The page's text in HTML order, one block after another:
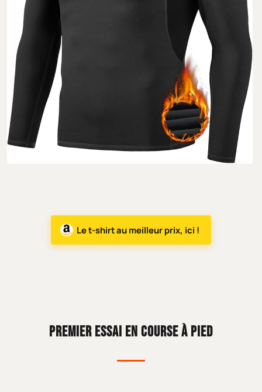
Le t-shirt au meilleur prix, ici !
PREMIER ESSAI EN COURSE À PIED